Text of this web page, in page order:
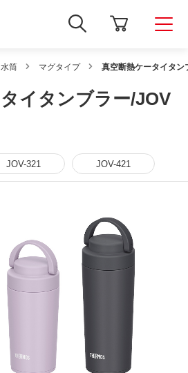
新
し
ィ
ン
ウ
ト
内
検
索
水筒 マグタイプ 真空断熱ケータイタン
イタンブラー/JOV
JOV-321 JOV-421